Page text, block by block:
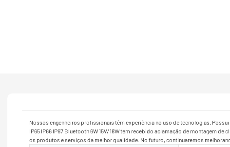
Nossos engenheiros profissionais têm experiência no uso de tecnologias.
IP65 IP66 IP67 Bluetooth 6W 15W 18W tem recebido aclamação de montagem
os produtos e serviços da melhor qualidade. No futuro, continuaremos